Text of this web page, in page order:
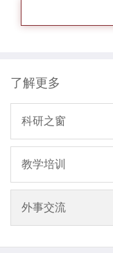
了解更多
科研之窗
教学培训
外事交流